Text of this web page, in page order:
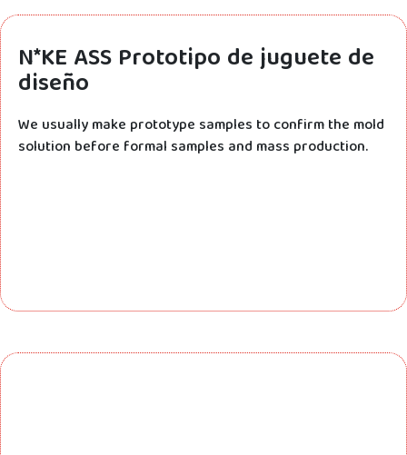
N*KE ASS Prototipo de juguete de
diseño
We usually make prototype samples to confirm the mold
solution before formal samples and mass production.